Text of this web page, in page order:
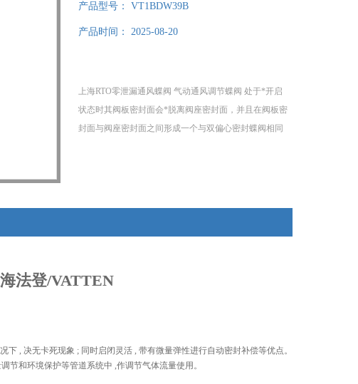
产品型号： VT1BDW39B
产品时间： 2025-08-20
上海RTO零泄漏通风蝶阀 气动通风调节蝶阀 处于*开启
状态时其阀板密封面会*脱离阀座密封面，并且在阀板密
封面与阀座密封面之间形成一个与双偏心密封蝶阀相同
法登/VATTEN
, 决无卡死现象 ; 同时启闭灵活 , 带有微量弹性进行自动密封补偿等优点。
节和环境保护等管道系统中 ,作调节气体流量使用。